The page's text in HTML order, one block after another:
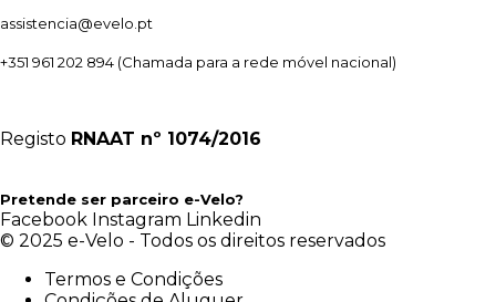
assistencia@evelo.pt
+351 961 202 894 (Chamada para a rede móvel nacional)
Registo RNAAT nº 1074/2016
Pretende ser parceiro e-Velo?
Facebook Instagram Linkedin
© 2025 e-Velo - Todos os direitos reservados
Termos e Condições